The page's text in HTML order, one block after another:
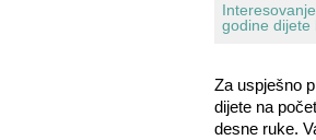
godine dijete
Za uspješno
dijete na
desne ruke.